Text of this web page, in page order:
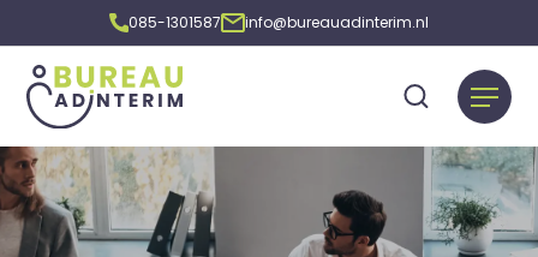
085-1301587 info@bureauadinterim.nl